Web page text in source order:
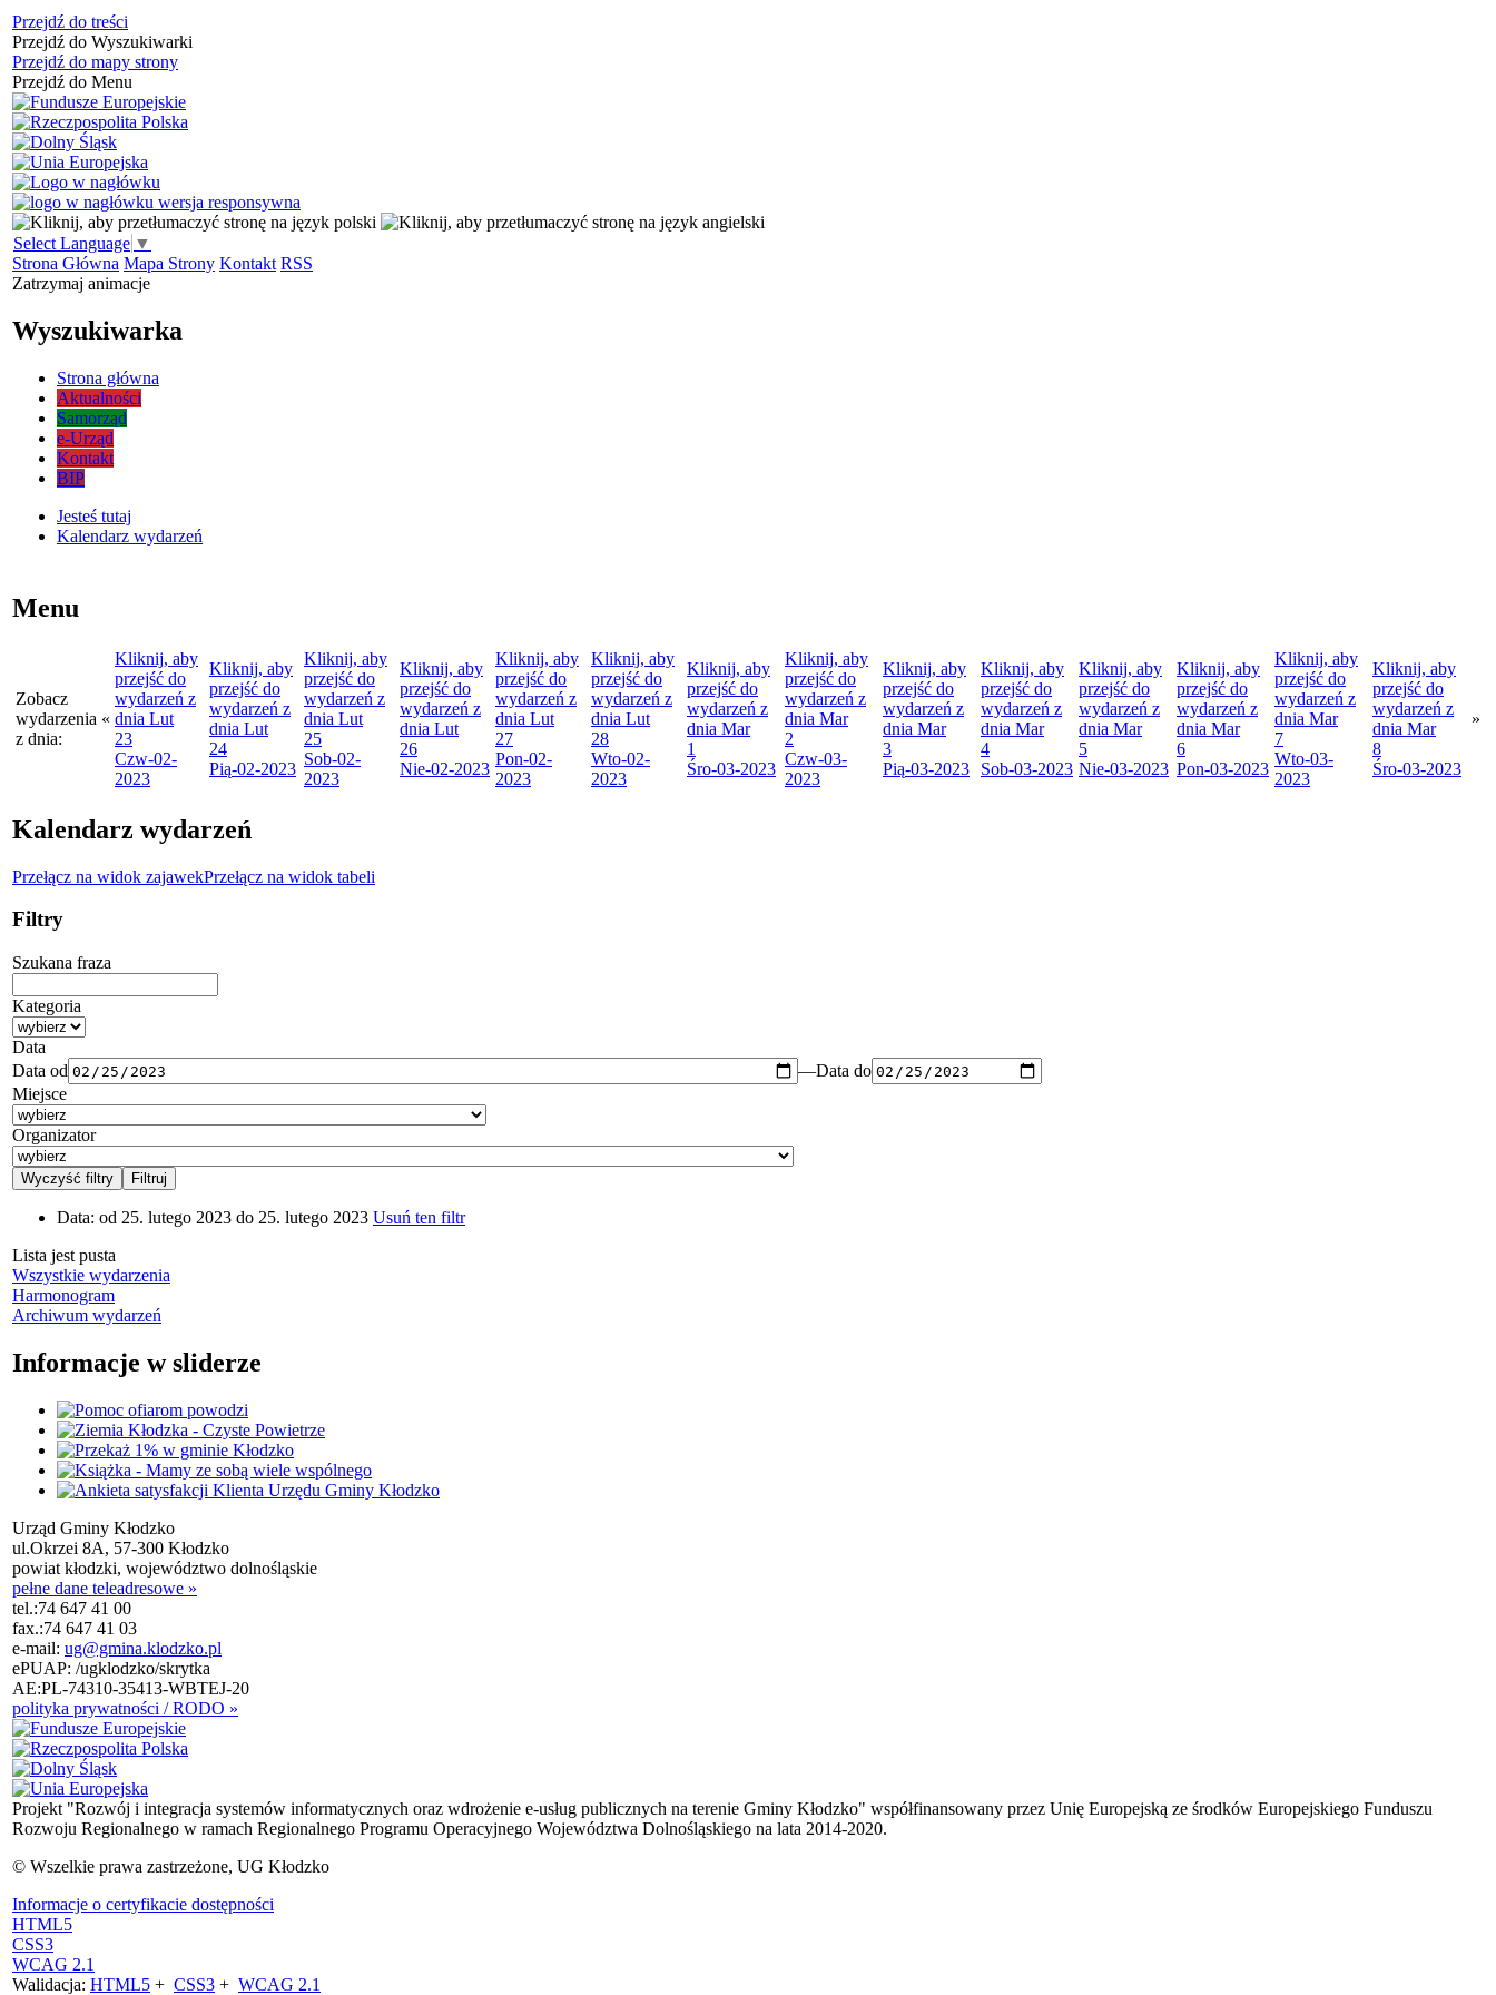
Przejdź do treści
Przejdź do Wyszukiwarki
Przejdź do mapy strony
Przejdź do Menu
Select Language ▼
Strona Główna Mapa Strony Kontakt RSS
Zatrzymaj animacje
Wyszukiwarka
Strona główna
Aktualności
Samorząd
e-Urząd
Kontakt
BIP
Jesteś tutaj
Kalendarz wydarzeń
Menu
Zobacz
wydarzenia
z dnia:
«
Kliknij, aby
przejść do
wydarzeń z
dnia Lut
23
Czw-02-
2023
Kliknij, aby
przejść do
wydarzeń z
dnia Lut
24
Pią-02-2023
Kliknij, aby
przejść do
wydarzeń z
dnia Lut
25
Sob-02-
2023
Kliknij, aby
przejść do
wydarzeń z
dnia Lut
26
Nie-02-2023
Kliknij, aby
przejść do
wydarzeń z
dnia Lut
27
Pon-02-
2023
Kliknij, aby
przejść do
wydarzeń z
dnia Lut
28
Wto-02-
2023
Kliknij, aby
przejść do
wydarzeń z
dnia Mar
1
Śro-03-2023
Kliknij, aby
przejść do
wydarzeń z
dnia Mar
2
Czw-03-
2023
Kliknij, aby
przejść do
wydarzeń z
dnia Mar
3
Pią-03-2023
Kliknij, aby
przejść do
wydarzeń z
dnia Mar
4
Sob-03-2023
Kliknij, aby
przejść do
wydarzeń z
dnia Mar
5
Nie-03-2023
Kliknij, aby
przejść do
wydarzeń z
dnia Mar
6
Pon-03-2023
Kliknij, aby
przejść do
wydarzeń z
dnia Mar
7
Wto-03-
2023
Kliknij, aby
przejść do
wydarzeń z
dnia Mar
8
Śro-03-2023
»
Kalendarz wydarzeń
Przełącz na widok zajawekPrzełącz na widok tabeli
Filtry
Szukana fraza
Kategoria
Data
Data od
—Data do
Miejsce
Organizator
Data: od 25. lutego 2023 do 25. lutego 2023 Usuń ten filtr
Lista jest pusta
Wszystkie wydarzenia
Harmonogram
Archiwum wydarzeń
Informacje w sliderze
Urząd Gminy Kłodzko
ul.Okrzei 8A, 57-300 Kłodzko
powiat kłodzki, województwo dolnośląskie
pełne dane teleadresowe »
tel.:74 647 41 00
fax.:74 647 41 03
e-mail: ug@gmina.klodzko.pl
ePUAP: /ugklodzko/skrytka
AE:PL-74310-35413-WBTEJ-20
polityka prywatności / RODO »
Projekt "Rozwój i integracja systemów informatycznych oraz wdrożenie e-usług publicznych na terenie Gminy Kłodzko" współfinansowany przez Unię Europejską ze środków Europejskiego Funduszu
Rozwoju Regionalnego w ramach Regionalnego Programu Operacyjnego Województwa Dolnośląskiego na lata 2014-2020.
© Wszelkie prawa zastrzeżone, UG Kłodzko
Informacje o certyfikacie dostępności
HTML5
CSS3
WCAG 2.1
Walidacja: HTML5 + CSS3 + WCAG 2.1